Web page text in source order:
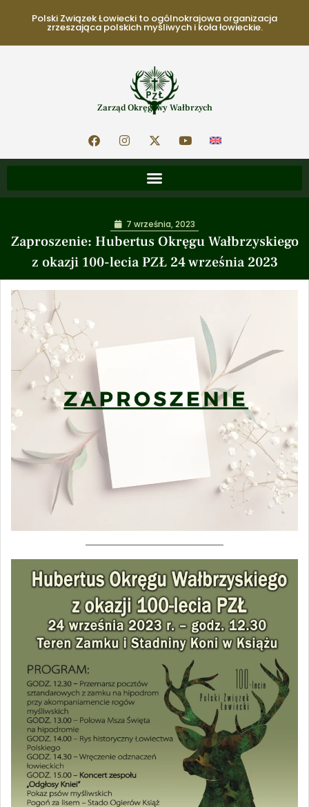
Polski Związek Łowiecki to ogólnokrajowa organizacja
zrzeszająca polskich myśliwych i koła łowieckie.
Zarząd Okręgowy Wałbrzych
Zaproszenie: Hubertus Okręgu Wałbrzyskiego
z okazji 100-lecia PZŁ 24 września 2023
7 września, 2023